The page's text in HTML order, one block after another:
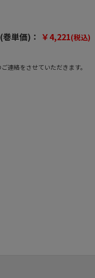
単価)： ￥4,221(税込)
連絡をさせていただきます。